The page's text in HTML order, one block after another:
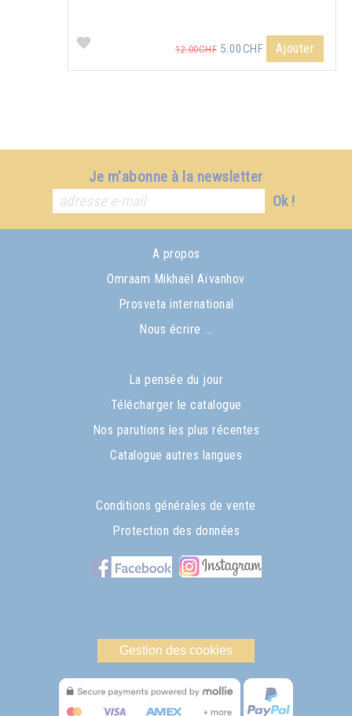
12.00CHF 5.00CHF Ajouter
Je m'abonne à la newsletter
Ok !
A propos
Omraam Mikhaël Aïvanhov
Prosveta international
Nous écrire ...
La pensée du jour
Télécharger le catalogue
Nos parutions les plus récentes
Catalogue autres langues
Conditions générales de vente
Protection des données
Gestion des cookies